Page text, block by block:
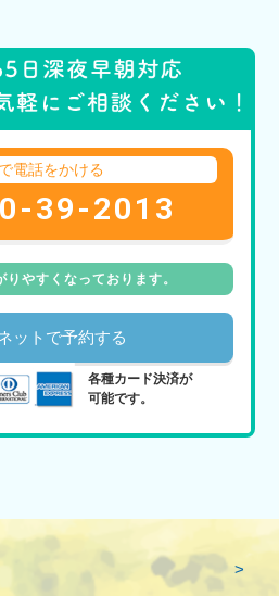
電話をかける
39-2013
やすくなっております。
ットで予約する
各種カード決済が
可能です。